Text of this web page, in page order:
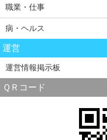
職業・仕事
病・ヘルス
運営
運営情報掲示板
ＱＲコード